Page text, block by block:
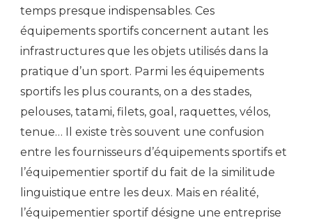
temps presque indispensables. Ces
équipements sportifs concernent autant les
infrastructures que les objets utilisés dans la
pratique d’un sport. Parmi les équipements
sportifs les plus courants, on a des stades,
pelouses, tatami, filets, goal, raquettes, vélos,
tenue… Il existe très souvent une confusion
entre les fournisseurs d’équipements sportifs et
l’équipementier sportif du fait de la similitude
linguistique entre les deux. Mais en réalité,
l’équipementier sportif désigne une entreprise